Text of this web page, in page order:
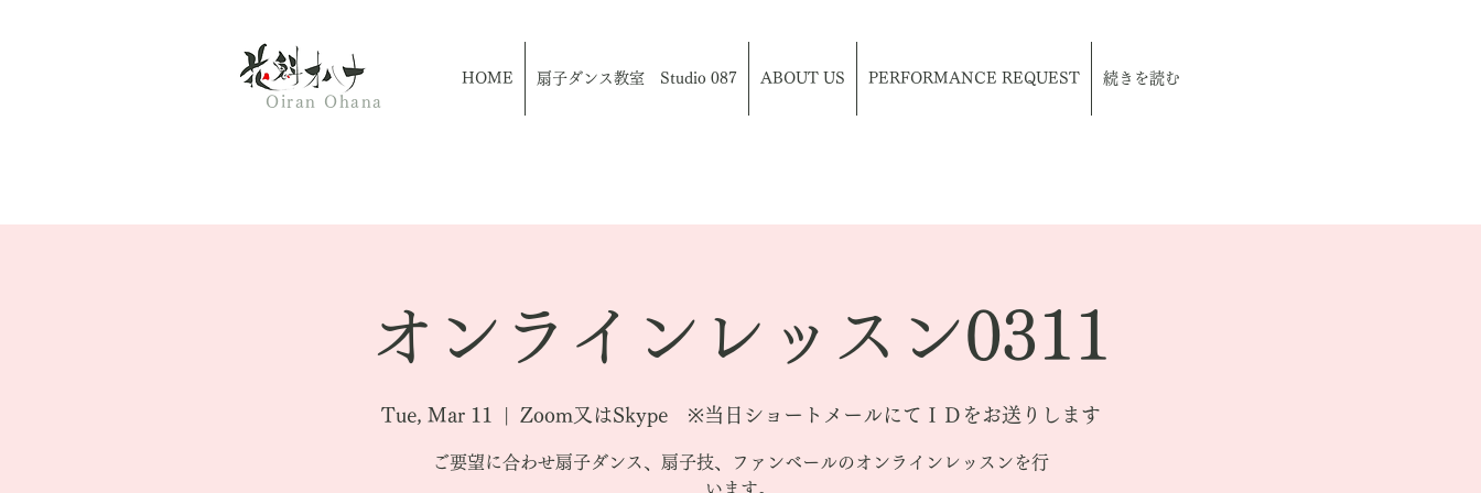
Oiran Ohana
HOME 扇子ダンス教室 Studio 087 ABOUT US PERFORMANCE REQUEST 続きを読む
オンラインレッスン0311
Tue, Mar 11 Zoom又はSkype ※当日ショートメールにてＩＤをお送りします
ご要望に合わせ扇子ダンス、扇子技、ファンベールのオンラインレッスンを行
います。